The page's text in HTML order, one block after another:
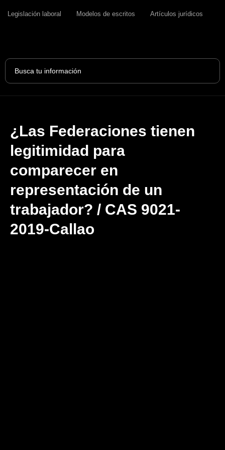
Legislación laboral Modelos de escritos Artículos jurídicos
Search
¿Las Federaciones tienen
legitimidad para
comparecer en
representación de un
trabajador? / CAS 9021-
2019-Callao